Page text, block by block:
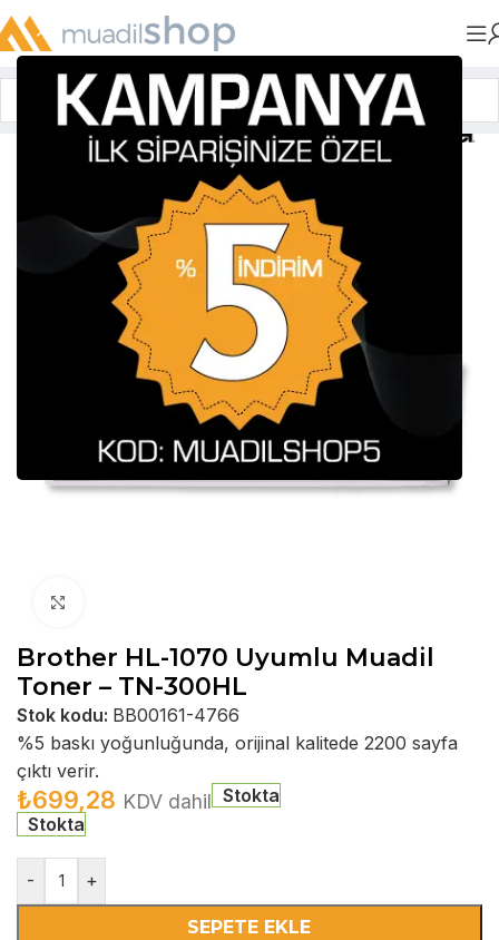
Anasayfa»Muadil Tonerler
Brother HL-1070 Uyumlu Muadil
Toner – TN-300HL
Stok kodu: BB00161-4766
%5 baskı yoğunluğunda, orijinal kalitede 2200 sayfa
çıktı verir.
₺699,28 KDV dahil Stokta
Stokta
- +
SEPETE EKLE